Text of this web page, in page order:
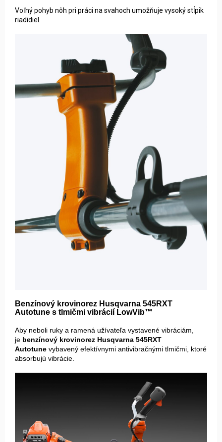
Voľný pohyb nôh pri práci na svahoch umožňuje vysoký stĺpik
riadidiel.
Benzínový krovinorez Husqvarna 545RXT
Autotune s tlmičmi vibrácií LowVib™
Aby neboli ruky a ramená užívateľa vystavené vibráciám,
je benzínový krovinorez Husqvarna 545RXT
Autotune vybavený efektívnymi antivibračnými tlmičmi, ktoré
absorbujú vibrácie.